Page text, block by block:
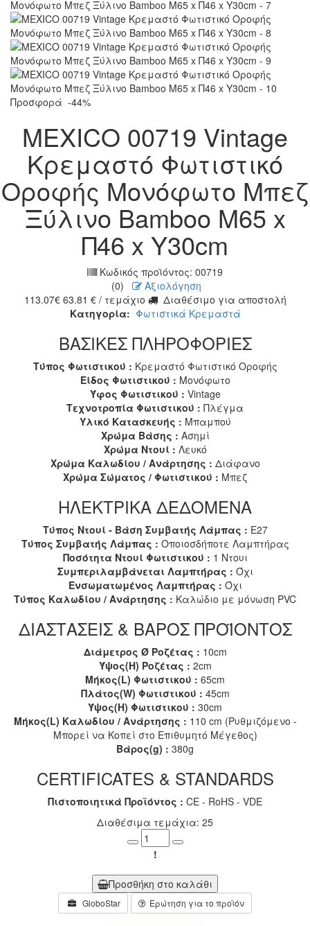
Προσφορά -44%
MEXICO 00719 Vintage
Κρεμαστό Φωτιστικό
Οροφής Μονόφωτο Μπεζ
Ξύλινο Bamboo Μ65 x
Π46 x Y30cm
Κωδικός προϊόντος: 00719
(0)
Αξιολόγηση
113.07€ 63.81 € / τεμάχιο
Διαθέσιμο για αποστολή
Κατηγορία: Φωτιστικά Κρεμαστά
ΒΑΣΙΚΕΣ ΠΛΗΡΟΦΟΡΙΕΣ
Τύπος Φωτιστικού : Κρεμαστό Φωτιστικό Οροφής
Είδος Φωτιστικού : Μονόφωτο
Ύφος Φωτιστικού : Vintage
Τεχνοτροπία Φωτιστικού : Πλέγμα
Υλικό Κατασκευής : Μπαμπού
Χρώμα Βάσης : Ασημί
Χρώμα Ντουί : Λευκό
Χρώμα Καλωδίου / Ανάρτησης : Διάφανο
Χρώμα Σώματος / Φωτιστικού : Μπεζ
ΗΛΕΚΤΡΙΚΑ ΔΕΔΟΜΕΝΑ
Τύπος Ντουί - Βάση Συμβατής Λάμπας : E27
Τύπος Συμβατής Λάμπας : Οποιοσδήποτε Λαμπτήρας
Ποσότητα Ντουί Φωτιστικού : 1 Ντουι
Συμπεριλαμβάνεται Λαμπτήρας : Όχι
Ενσωματωμένος Λαμπτήρας : Όχι
Τύπος Καλωδίου / Ανάρτησης : Καλώδιο με μόνωση PVC
ΔΙΑΣΤΑΣΕΙΣ & ΒΑΡΟΣ ΠΡΟΪΟΝΤΟΣ
Διάμετρος Ø Ροζέτας : 10cm
Ύψος(H) Ροζέτας : 2cm
Μήκος(L) Φωτιστικού : 65cm
Πλάτος(W) Φωτιστικού : 45cm
Ύψος(H) Φωτιστικού : 30cm
Μήκος(L) Καλωδίου / Ανάρτησης : 110 cm (Ρυθμιζόμενο -
Μπορεί να Κοπεί στο Επιθυμητό Μέγεθος)
Βάρος(g) : 380g
CERTIFICATES & STANDARDS
Πιστοποιητικά Προϊόντος : CE - RoHS - VDE
Διαθέσιμα τεμάχια: 25
Minus
Plus
!
Προσθήκη στο καλάθι
GloboStar Ερώτηση για το προϊόν